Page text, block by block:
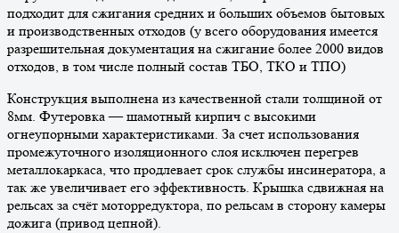
подходит для сжигания средних и больших объемов бытовых
и производственных отходов (у всего оборудования имеется
разрешительная документация на сжигание более 2000 видов
отходов, в том числе полный состав ТБО, ТКО и ТПО)
Конструкция выполнена из качественной стали толщиной от
8мм. Футеровка — шамотный кирпич с высокими
огнеупорными характеристиками. За счет использования
промежуточного изоляционного слоя исключен перегрев
металлокаркаса, что продлевает срок службы инсинератора, а
так же увеличивает его эффективность. Крышка сдвижная на
рельсах за счёт моторредуктора, по рельсам в сторону камеры
дожига (привод цепной).